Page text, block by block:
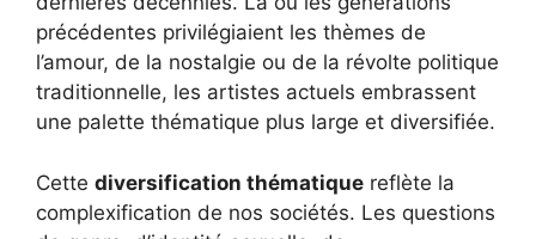
précédentes privilégiaient les thèmes de
l’amour, de la nostalgie ou de la révolte politique
traditionnelle, les artistes actuels embrassent
une palette thématique plus large et diversifiée.
Cette diversification thématique reflète la
complexification de nos sociétés. Les questions